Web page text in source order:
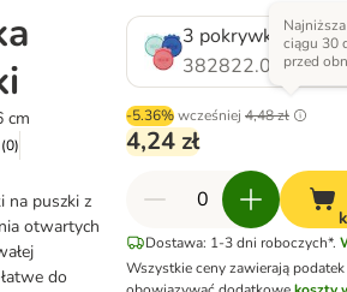
cm
(0)
na puszki z
otwartych
do
3 pokrywki po Ø
382822.0
-5.36%wcześniej 4,48 zł
ciągu 30
przed
4,24 zł
Dostawa: 1-3 dni roboczych*.
Wszystkie ceny zawierają podatek